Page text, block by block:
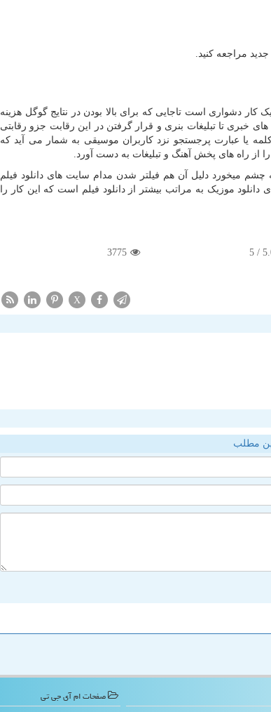
مراجعه کنید.
دشواری است تاجایی که برای بالا بودن در نتایج گوگل هزینه
خبری تا تبلیغات بنری و قرار گرفتن در این رقابت جزو رقابتی
یا عبارت پرجستجو نزد کاربران موسیقی به شمار می آید که
را از راه های پخش آهنگ و تبلیغات به دست آورد.
میخورد دلیل آن هم فیلتر شدن مدام سایت های دانلود فیلم
موزیک به مراتب بیشتر از دانلود فیلم است که این کار را
/ 5
3775
X
مطلب
صفحات ام آی جی تی